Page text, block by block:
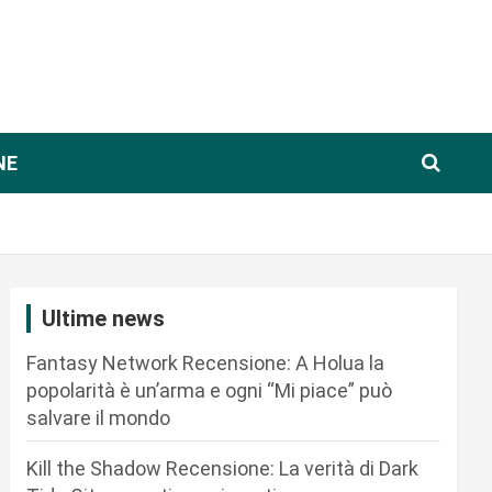
Ultime news
Fantasy Network Recensione: A Holua la
popolarità è un’arma e ogni “Mi piace” può
salvare il mondo
Kill the Shadow Recensione: La verità di Dark